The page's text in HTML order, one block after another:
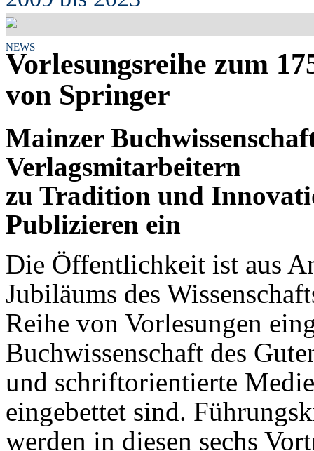
NEWS
Vorlesungsreihe zum
von Springer
Mainzer
Verlagsmitarbeitern
zu Tradition und
Publizieren ein
Die Öffentlichkeit ist aus
Jubiläums des
Reihe von Vorlesungen
Buchwissenschaft des
und schriftorientierte
eingebettet sind.
werden in diesen sechs